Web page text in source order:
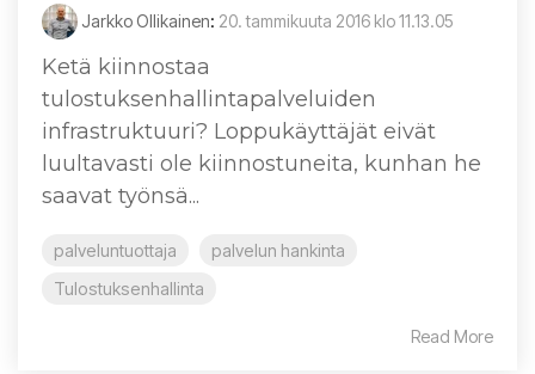
Jarkko Ollikainen: 20. tammikuuta 2016 klo 11.13.05
Ketä kiinnostaa
tulostuksenhallintapalveluiden
infrastruktuuri? Loppukäyttäjät eivät
luultavasti ole kiinnostuneita, kunhan he
saavat työnsä...
palveluntuottaja
palvelun hankinta
Tulostuksenhallinta
Read More